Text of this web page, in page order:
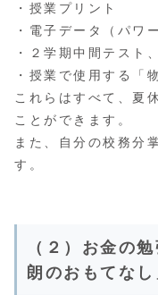
・授業プリント
・電子データ（パワ
・２学期中間テスト
・授業で使用する「
これらはすべて、夏
ことができます。
また、自分の校務分
す。
（２）お金の
朗のおもてなし